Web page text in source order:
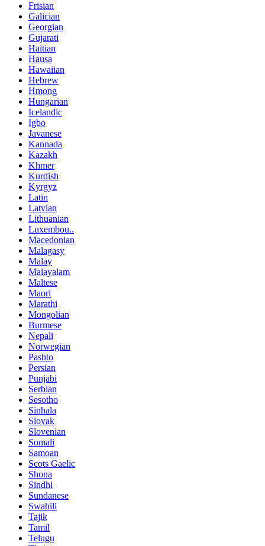
Frisian
Galician
Georgian
Gujarati
Haitian
Hausa
Hawaiian
Hebrew
Hmong
Hungarian
Icelandic
Igbo
Javanese
Kannada
Kazakh
Khmer
Kurdish
Kyrgyz
Latin
Latvian
Lithuanian
Luxembou..
Macedonian
Malagasy
Malay
Malayalam
Maltese
Maori
Marathi
Mongolian
Burmese
Nepali
Norwegian
Pashto
Persian
Punjabi
Serbian
Sesotho
Sinhala
Slovak
Slovenian
Somali
Samoan
Scots Gaelic
Shona
Sindhi
Sundanese
Swahili
Tajik
Tamil
Telugu